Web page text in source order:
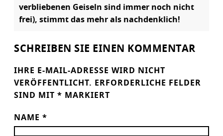
verbliebenen Geiseln sind immer noch nicht
frei), stimmt das mehr als nachdenklich!
SCHREIBEN SIE EINEN KOMMENTAR
IHRE E-MAIL-ADRESSE WIRD NICHT
VERÖFFENTLICHT.
ERFORDERLICHE FELDER
SIND MIT * MARKIERT
NAME *